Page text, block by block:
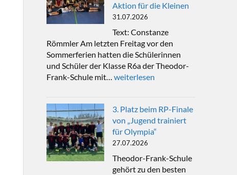
Aktion für die Kleinen
31.07.2026
Text: Constanze
Römmler Am letzten Freitag vor den
Sommerferien hatten die Schülerinnen
und Schüler der Klasse R6a der Theodor-
Frank-Schule mit… weiterlesen
3. Platz beim RP-Finale
von „Jugend trainiert
für Olympia“
27.07.2026
Theodor-Frank-Schule
gehört zu den besten